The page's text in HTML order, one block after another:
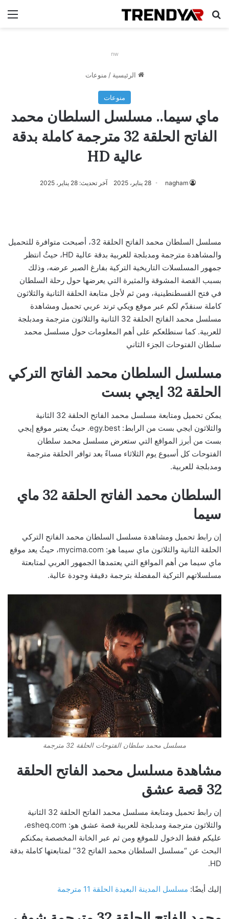
بحث عن
nw
الرئيسية / منوعات
منوعات
ماي سيما.. مسلسل السلطان محمد
الفاتح الحلقة 32 مترجمة كاملة بدقة
عالية HD
nagham 28 يناير، 2025 آخر تحديث: 28 يناير، 2025
مسلسل السلطان محمد الفاتح الحلقة 32، أصبحت متوافرة للتحميل
والمشاهدة مترجمة ومدبلجة للعربية بدقة عالية HD، حيثُ انتظر
جمهور المسلسلات التاريخية التركية بفارغ الصبر عرضه، وذلك
بسبب القصة المشوقة والمثيرة التي يعرضها حول رحلة السلطان
في فتح القسطنطينية، ومن ثم لأجل متابعة الحلقة الثانية والثلاثون
كاملة سنقدّم لكم عبر موقع ويكي ترند عربي تحميل ومشاهدة
مسلسل محمد الفاتح الحلقة 32 الثانية والثلاثون مترجمة ومدبلجة
للعربية. كما سنطلعكم على أهم المعلومات حول مسلسل محمد
سلطان الفتوحات الجزء الثاني
مسلسل السلطان محمد الفاتح التركي
الحلقة 32 ايجي بست
يمكن تحميل ومتابعة مسلسل محمد الفاتح الحلقة 32 الثانية
والثلاثون ايجي بست من الرابط: egy.best. حيثُ يعتبر موقع إيجي
بست من أبرز المواقع التي ستعرض مسلسل محمد سلطان
الفتوحات كل أسبوع يوم الثلاثاء مساءً بعد توافر الحلقة مترجمة
ومدبلجة للعربية.
السلطان محمد الفاتح الحلقة 32 ماي
سيما
إن رابط تحميل ومشاهدة مسلسل السلطان محمد الفاتح التركي
الحلقة الثانية والثلاثون ماي سيما هو: mycima.com، حيثُ يعد موقع
ماي سيما من أهم المواقع التي يعتمدها الجمهور العربي لمتابعتة
مسلسلاتهم التركية المفضلة بترجمة دقيقة وجودة عالية.
مسلسل محمد سلطان الفتوحات الحلقة 32 مترجمة
مشاهدة مسلسل محمد الفاتح الحلقة
32 قصة عشق
إن رابط تحميل ومتابعة مسلسل محمد الفاتح الحلقة 32 الثانية
والثلاثون مترجمة ومدبلجة للعربية قصة عشق هو: esheq.com،
عليكم فقط الدخول للموقع ومن ثم عبر الخانة المخصصة يمكنكم
البحث عن “مسلسل السلطان محمد الفاتح 32” لمتابعتها كاملة بدقة
HD.
إليك أيضًا: مسلسل المدينة البعيدة الحلقة 11 مترجمة